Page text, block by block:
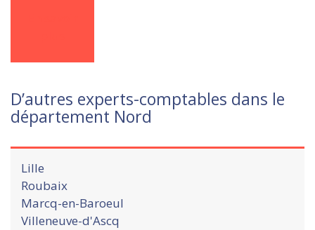
D’autres experts-comptables dans le
département Nord
Lille
Roubaix
Marcq-en-Baroeul
Villeneuve-d'Ascq